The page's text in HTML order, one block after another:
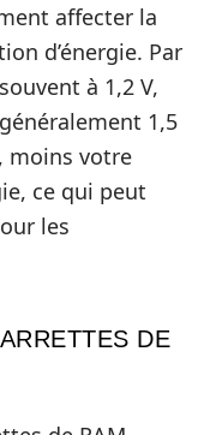
affecter la
d’énergie. Par
à 1,2 V,
1,5
moins votre
ce qui peut
les
DE